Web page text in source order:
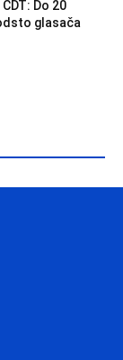
Do 20
glasača